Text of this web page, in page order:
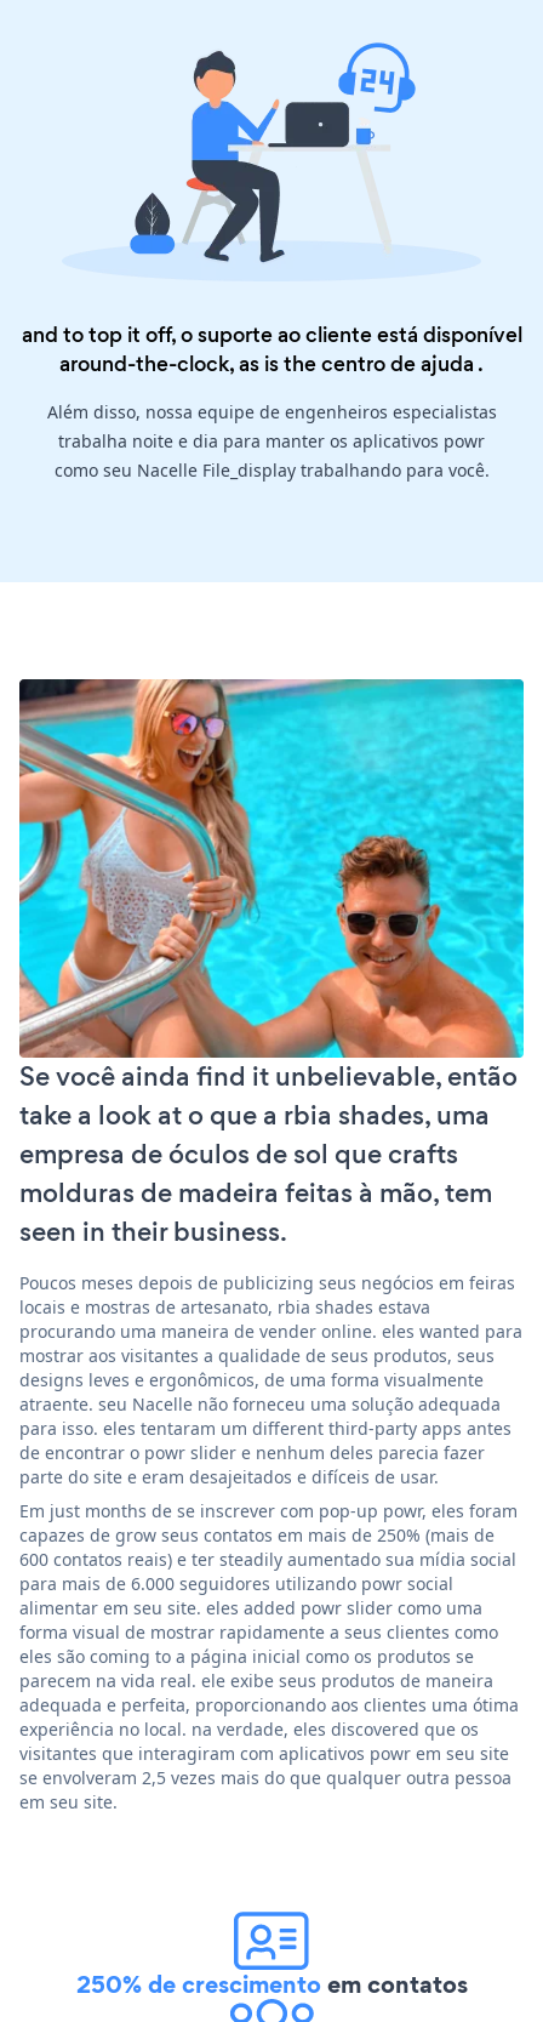
and to top it off, o suporte ao cliente está disponível
around-the-clock, as is thecentro de ajuda .
Além disso, nossa equipe de engenheiros especialistas
trabalha noite e dia para manter os aplicativos powr
como seu Nacelle File_display trabalhando para você.
Se você ainda find it unbelievable, então
take a look at o que a rbia shades, uma
empresa de óculos de sol que crafts
molduras de madeira feitas à mão, tem
seen in their business.
Poucos meses depois de publicizing seus negócios em feiras
locais e mostras de artesanato, rbia shades estava
procurando uma maneira de vender online. eles wanted para
mostrar aos visitantes a qualidade de seus produtos, seus
designs leves e ergonômicos, de uma forma visualmente
atraente. seu Nacelle não forneceu uma solução adequada
para isso. eles tentaram um different third-party apps antes
de encontrar o powr slider e nenhum deles parecia fazer
parte do site e eram desajeitados e difíceis de usar.
Em just months de se inscrever com pop-up powr, eles foram
capazes de grow seus contatos em mais de 250% (mais de
600 contatos reais) e ter steadily aumentado sua mídia social
para mais de 6.000 seguidores utilizando powr social
alimentar em seu site. eles added powr slider como uma
forma visual de mostrar rapidamente a seus clientes como
eles são coming to a página inicial como os produtos se
parecem na vida real. ele exibe seus produtos de maneira
adequada e perfeita, proporcionando aos clientes uma ótima
experiência no local. na verdade, eles discovered que os
visitantes que interagiram com aplicativos powr em seu site
se envolveram 2,5 vezes mais do que qualquer outra pessoa
em seu site.
250% de crescimentoem contatos